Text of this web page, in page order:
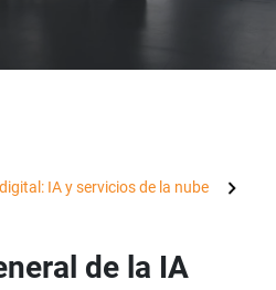
IA y servicios de la nube
de la IA